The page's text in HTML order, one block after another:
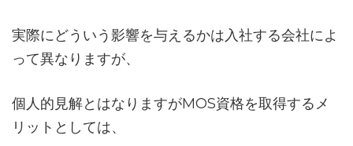
実際にどういう影響を与えるかは入社する会社によ
って異なりますが、
個人的見解とはなりますがMOS資格を取得するメ
リットとしては、